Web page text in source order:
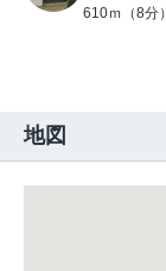
610ｍ（8分）
地図